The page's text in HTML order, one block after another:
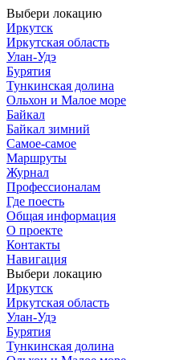
Выбери локацию
Иркутск
Иркутская область
Улан-Удэ
Бурятия
Тункинская долина
Ольхон и Малое море
Байкал
Байкал зимний
Самое-самое
Маршруты
Журнал
Профессионалам
Где поесть
Общая информация
О проекте
Контакты
Навигация
Выбери локацию
Иркутск
Иркутская область
Улан-Удэ
Бурятия
Тункинская долина